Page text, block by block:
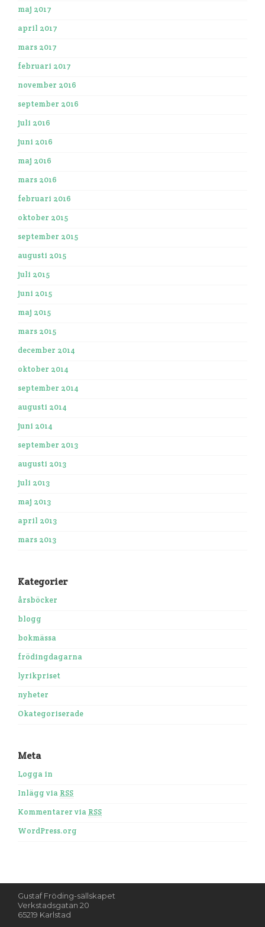
maj 2017
april 2017
mars 2017
februari 2017
november 2016
september 2016
juli 2016
juni 2016
maj 2016
mars 2016
februari 2016
oktober 2015
september 2015
augusti 2015
juli 2015
juni 2015
maj 2015
mars 2015
december 2014
oktober 2014
september 2014
augusti 2014
juni 2014
september 2013
augusti 2013
juli 2013
maj 2013
april 2013
mars 2013
Kategorier
årsböcker
blogg
bokmässa
frödingdagarna
lyrikpriset
nyheter
Okategoriserade
Meta
Logga in
Inlägg via RSS
Kommentarer via RSS
WordPress.org
Gustaf Fröding-sällskapet
Verkstadsgatan 20
65219 Karlstad